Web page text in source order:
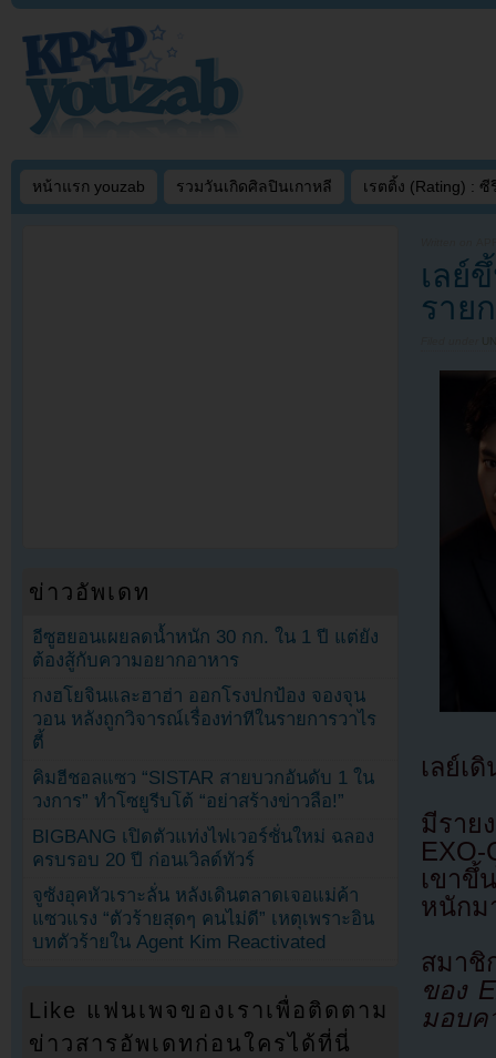
หน้าแรก youzab รวมวันเกิดศิลปินเกาหลี เรตติ้ง (Rating) : ซี
เลย์
ราย
เลย์เ
มีราย
เขาขึ้
หนักม
สมาชิ
ของ
มอบค
ข่าวอัพเดท
อีซูฮยอนเผยลดน้ำหนัก 30 กก. ใน 1 ปี แต่ยัง
ต้องสู้กับความอยากอาหาร
กงฮโยจินและฮาฮ่า ออกโรงปกป้อง จองจุน
วอน หลังถูกวิจารณ์เรื่องท่าทีในรายการวาไร
ตี้
คิมฮีชอลแซว “SISTAR สายบวกอันดับ 1 ใน
วงการ” ทำโซยูรีบโต้ “อย่าสร้างข่าวลือ!”
BIGBANG เปิดตัวแท่งไฟเวอร์ชั่นใหม่ ฉลอง
ครบรอบ 20 ปี ก่อนเวิลด์ทัวร์
จูซังอุคหัวเราะลั่น หลังเดินตลาดเจอแม่ค้า
แซวแรง “ตัวร้ายสุดๆ คนไม่ดี” เหตุเพราะอิน
บทตัวร้ายใน Agent Kim Reactivated
Like แฟนเพจของเราเพื่อติดตาม
ข่าวสารอัพเดทก่อนใครได้ที่นี่